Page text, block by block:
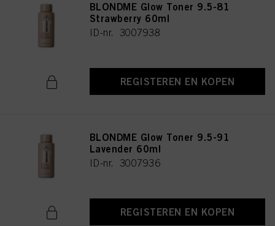
BLONDME Glow Toner 9.5-81
Strawberry 60ml
ID-nr. 3007938
REGISTEREN EN KOPEN
BLONDME Glow Toner 9.5-91
Lavender 60ml
ID-nr. 3007936
REGISTEREN EN KOPEN